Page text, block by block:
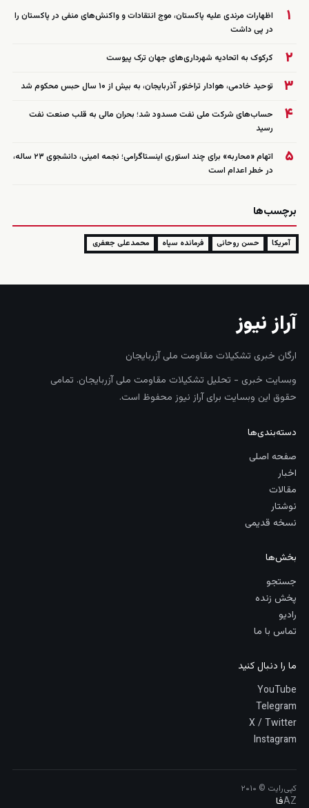
۱
اظهارات مرندی علیه پاکستان، موج انتقادات و واکنش‌های منفی در پاکستان را
در پی داشت
۲ کرکوک به اتحادیه شهرداری‌های جهان ترک پیوست
۳ توحید خادمی، هوادار تراختور آذربایجان، به بیش از ۱۰ سال حبس محکوم شد
۴
حساب‌های شرکت ملی نفت مسدود شد؛ بحران مالی به قلب صنعت نفت
رسید
۵
اتهام «محاربه» برای چند استوری اینستاگرامی؛ نجمه امینی، دانشجوی ۲۳ ساله،
در خطر اعدام است
برچسب‌ها
آمریکا حسن روحانی فرمانده سپاه محمدعلی جعفری
آراز نیوز
ارگان خبری تشکیلات مقاومت ملی آزربایجان
وبسایت خبری - تحلیل تشکیلات مقاومت ملی آزربایجان. تمامی
حقوق این وبسایت برای آراز نیوز محفوظ است.
دسته‌بندی‌ها
صفحه اصلی
اخبار
مقالات
نوشتار
نسخه قدیمی
بخش‌ها
جستجو
پخش زنده
رادیو
تماس با ما
ما را دنبال کنید
YouTube
Telegram
X / Twitter
Instagram
کپی‌رایت © ۲۰۱۰
AZفا